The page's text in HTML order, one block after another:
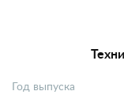
Год выпуска